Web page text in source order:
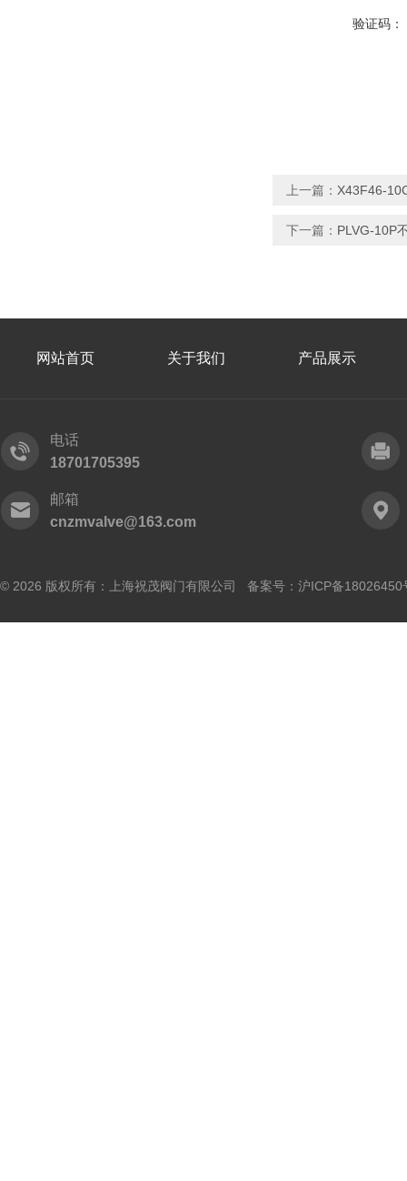
验证码：
上一篇： X43F46-
下一篇： PLVG-10P
网站首页 关于我们 产品展示
电话
18701705395
邮箱
cnzmvalve@163.com
© 2026 版权所有：上海祝茂阀门有限公司 备案号： 沪ICP备18026450